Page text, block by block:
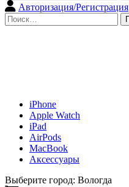
Авторизация/Регистрация
Найти:
iPhone
Apple Watch
iPad
AirPods
MacBook
Аксессуары
Выберите город: Вологда